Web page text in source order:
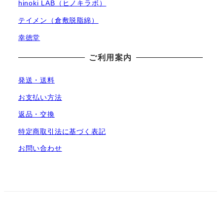
hinoki LAB（ヒノキラボ）
テイメン（倉敷脱脂綿）
幸徳堂
ご利用案内
発送・送料
お支払い方法
返品・交換
特定商取引法に基づく表記
お問い合わせ